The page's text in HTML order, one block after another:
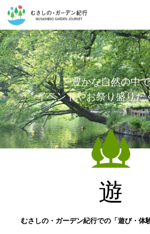
豊かな自然の中で
イベントやお祭り盛りだ
遊
むさしの・ガーデン紀行での「遊び・体